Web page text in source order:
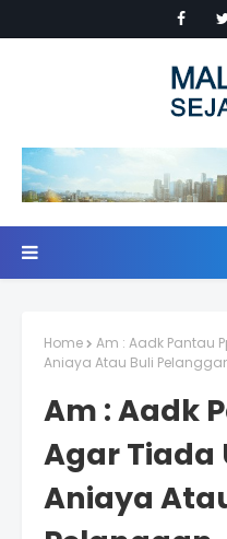
Home
Am : Aadk Pantau
Aniaya Atau Buli
Am : Aadk
Agar Tiada
Aniaya